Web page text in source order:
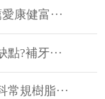
康健富···
?補牙···
規樹脂···